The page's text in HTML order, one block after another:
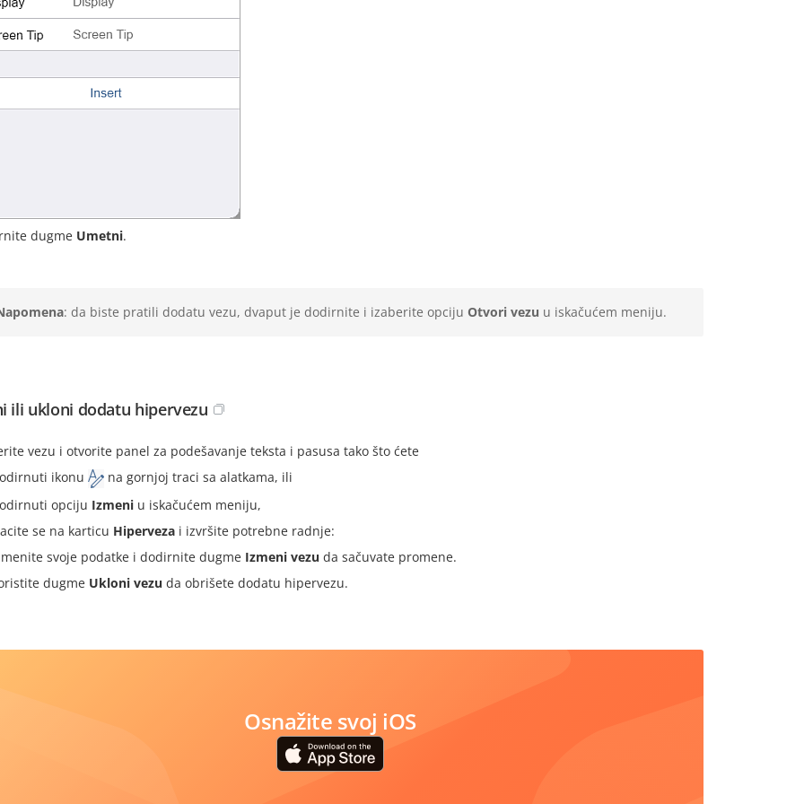
dugme Umetni.
: da biste pratili dodatu vezu, dvaput je dodirnite i izaberite opciju Otvori vezu u iskačućem meniju.
ili ukloni dodatu hipervezu
vezu i otvorite panel za podešavanje teksta i pasusa tako što ćete
ikonu
na gornjoj traci sa alatkama, ili
opciju Izmeni u iskačućem meniju,
se na karticu Hiperveza i izvršite potrebne radnje:
svoje podatke i dodirnite dugme Izmeni vezu da sačuvate promene.
dugme Ukloni vezu da obrišete dodatu hipervezu.
Osnažite svoj iOS